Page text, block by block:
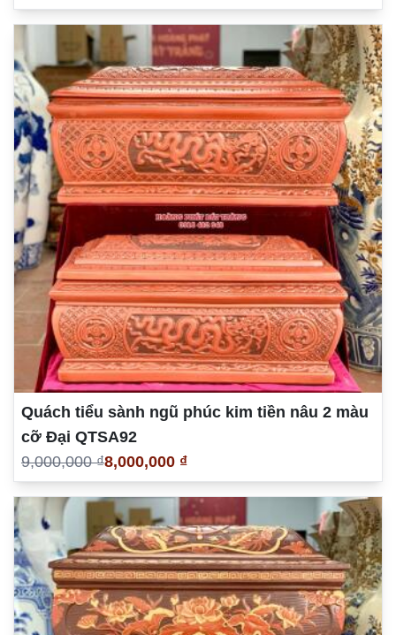
Quách tiểu sành ngũ phúc kim tiền nâu 2 màu
cỡ Đại QTSA92
9,000,000 ₫8,000,000 ₫